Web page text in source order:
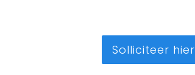
Solliciteer hier